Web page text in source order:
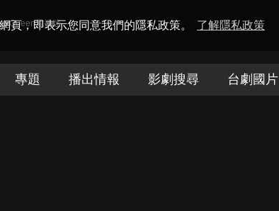
頁，即表示您同意我們的隱私政策。 了解隱私政策
電視迷
專題 播出情報 影劇搜尋 台劇國片